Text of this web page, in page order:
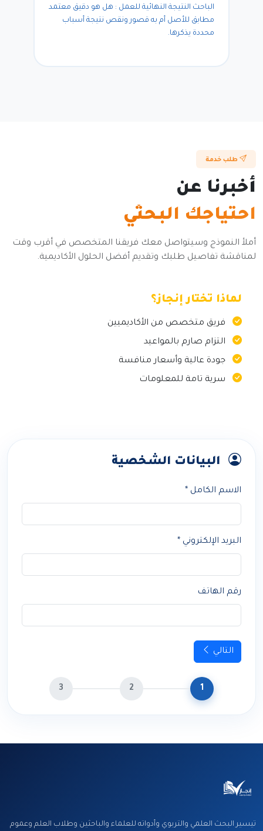
الباحث النتيجة النهائية للعمل : هل هو دقيق معتمد
مطابق للأصل أم به قصور ونقص نتيجة أسباب
محددة يذكرها.
طلب خدمة
أخبرنا عن
احتياجك البحثي
أملأ النموذج وسيتواصل معك فريقنا المتخصص في أقرب وقت
لمناقشة تفاصيل طلبك وتقديم أفضل الحلول الأكاديمية.
لماذا تختار إنجاز؟
فريق متخصص من الأكاديميين
التزام صارم بالمواعيد
جودة عالية وأسعار منافسة
سرية تامة للمعلومات
البيانات الشخصية
الاسم الكامل *
البريد الإلكتروني *
رقم الهاتف
التالي
تيسير البحث العلمي والتربوي وأدواته للعلماء والباحثين وطلاب العلم وعموم